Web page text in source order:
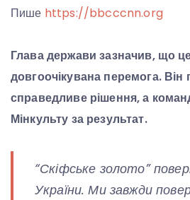
Пише https://bbcccnn.org
Глава держави зазначив, що
довгоочікувана перемога. Він
справедливе рішення, а
Мінкульту за результат.
“Скіфське золото”
України. Ми завжди